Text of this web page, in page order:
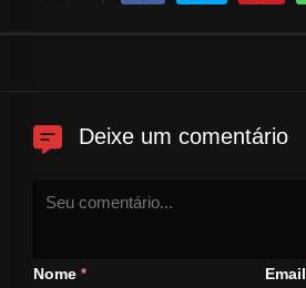
Deixe um comentário
Nome * Email